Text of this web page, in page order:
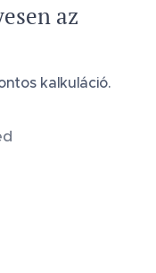
az
kalkuláció.